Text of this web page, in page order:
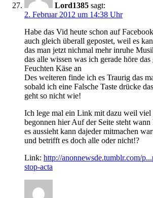
Lord1385 sagt:
2. Februar 2012 um 14:38 Uhr
Habe das Vid heute schon auf
auch gleich überall gepostet, weil es
das man jetzt nichmal mehr inruhe
das alle wissen was ich gerade höre
Feuchten Käse an
Des weiteren finde ich es Traurig das
sobald ich eine Falsche Taste drücke
geht so nicht wie!
Ich lege mal ein Link mit dazu weil viel
begonnen hier Auf der Seite steht
es aussieht kann dajeder mitmachen
und betrifft es doch alle oder nicht!?
Link: http://anonnewsde.tumblr.com/
stop-acta